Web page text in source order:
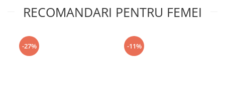
RECOMANDARI PENTRU FEMEI
-27% -11%